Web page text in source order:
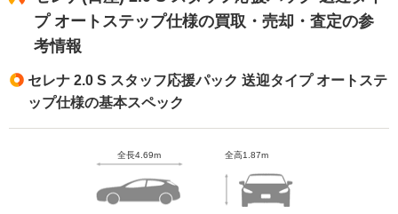
プ オートステップ仕様の買取・売却・査定の参
考情報
セレナ 2.0 S スタッフ応援パック 送迎タイプ オートステ
ップ仕様の基本スペック
全長4.69m 全高1.87m